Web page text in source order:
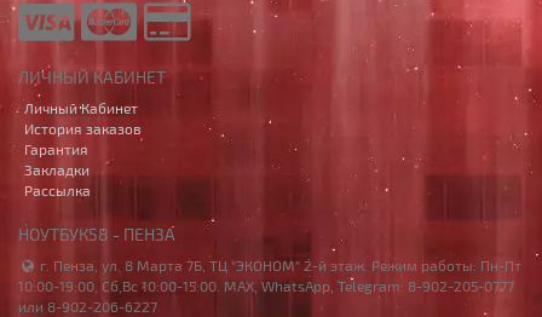
ЛИЧНЫЙ КАБИНЕТ
Личный Кабинет
История заказов
Гарантия
Закладки
Рассылка
НОУТБУК58 - ПЕНЗА
г. Пенза, ул. 8 Марта 7Б, ТЦ "ЭКОНОМ" 2-й этаж. Режим работы: Пн-Пт
10:00-19:00, Сб,Вс 10:00-15:00. MAX, WhatsApp, Telegram: 8-902-205-0777
или 8-902-206-6227